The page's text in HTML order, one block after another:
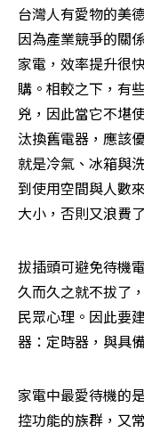
台灣人有愛物的美
因為產業競爭的關
家電，效率提升很
購。相較之下，有
兇，因此當它不堪
汰換舊電器，應該
就是冷氣、冰箱與
到使用空間與人數
大小，否則又浪費
拔插頭可避免待機
久而久之就不拔了
民眾心理。因此要
器：定時器，與具
家電中最愛待機的
控功能的族群，又